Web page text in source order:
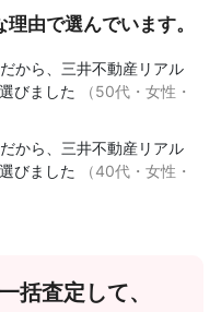
由で選んでいます。
だから、三井不動産リアル
びました
（50代・女性・
だから、三井不動産リアル
びました
（40代・女性・
括査定して、